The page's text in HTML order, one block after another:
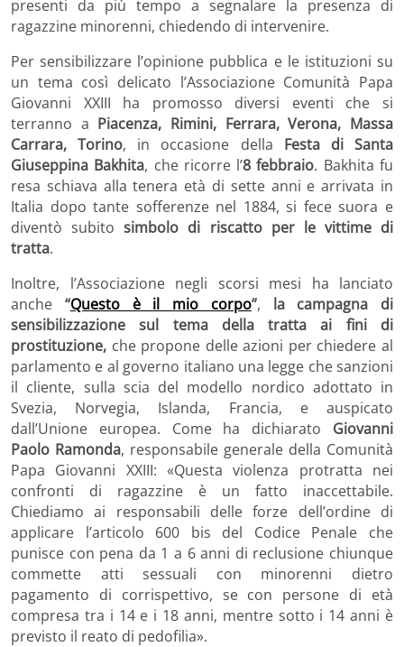
presenti da più tempo a segnalare la presenza di
ragazzine minorenni, chiedendo di intervenire.
Per sensibilizzare l’opinione pubblica e le istituzioni su
un tema così delicato l’Associazione Comunità Papa
Giovanni XXIII ha promosso diversi eventi che si
terranno a Piacenza, Rimini, Ferrara, Verona, Massa
Carrara, Torino, in occasione della Festa di Santa
Giuseppina Bakhita, che ricorre l’8 febbraio. Bakhita fu
resa schiava alla tenera età di sette anni e arrivata in
Italia dopo tante sofferenze nel 1884, si fece suora e
diventò subitosimbolo di riscatto per le vittime di
tratta.
Inoltre, l’Associazione negli scorsi mesi ha lanciato
anche “Questo è il mio corpo”, la campagna di
sensibilizzazione sul tema della tratta ai fini di
prostituzione, che propone delle azioni per chiedere al
parlamento e al governo italiano una legge che sanzioni
il cliente, sulla scia del modello nordico adottato in
Svezia, Norvegia, Islanda, Francia, e auspicato
dall’Unione europea. Come ha dichiarato Giovanni
Paolo Ramonda, responsabile generale della Comunità
Papa Giovanni XXIII: «Questa violenza protratta nei
confronti di ragazzine è un fatto inaccettabile.
Chiediamo ai responsabili delle forze dell’ordine di
applicare l’articolo 600 bis del Codice Penale che
punisce con pena da 1 a 6 anni di reclusione chiunque
commette atti sessuali con minorenni dietro
pagamento di corrispettivo, se con persone di età
compresa tra i 14 e i 18 anni, mentre sotto i 14 anni è
previsto il reato di pedofilia».